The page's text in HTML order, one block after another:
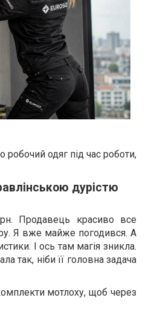
одяг під час роботи,
дурістю
Продавець красиво все
Я вже майже погодився. А
І ось там магія зникла.
так, ніби її головна задача
мотлоху, щоб через